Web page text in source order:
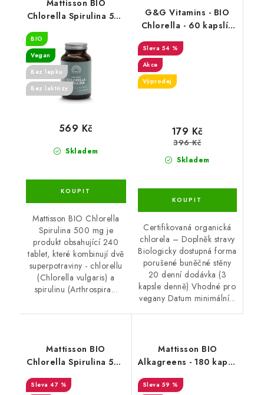
Mattisson BIO
Chlorella Spirulina 500
mg - 240 tablet
BIO
Vegan
Bez lepku
Bez laktózy
Skladem
569 Kč
Mattisson BIO Chlorella
Spirulina 500 mg je
produkt obsahující 240
tablet, které kombinují dvě
superpotraviny - chlorellu
(Chlorella vulgaris) a
spirulinu (Arthrospira...
G&G Vitamins - BIO
Chlorella - 60 kapslí -
DMS 26.5.2025
54 %
Akce
Výprodej
Skladem
179 Kč
396 Kč
Certifikovaná organická
chlorela – Doplněk stravy
Biologicky dostupná forma
porušené buněčné stěny
20 denní dodávka (3
kapsle denně) Vhodné pro
vegany Datum minimální...
Mattisson BIO
Chlorella Spirulina 500
mg - 240 tablet - DMS
2/26
47 %
Mattisson BIO
Alkagreens - 180 kapslí
- DMS 11/25
59 %